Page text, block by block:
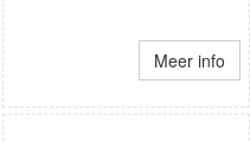
Meer info